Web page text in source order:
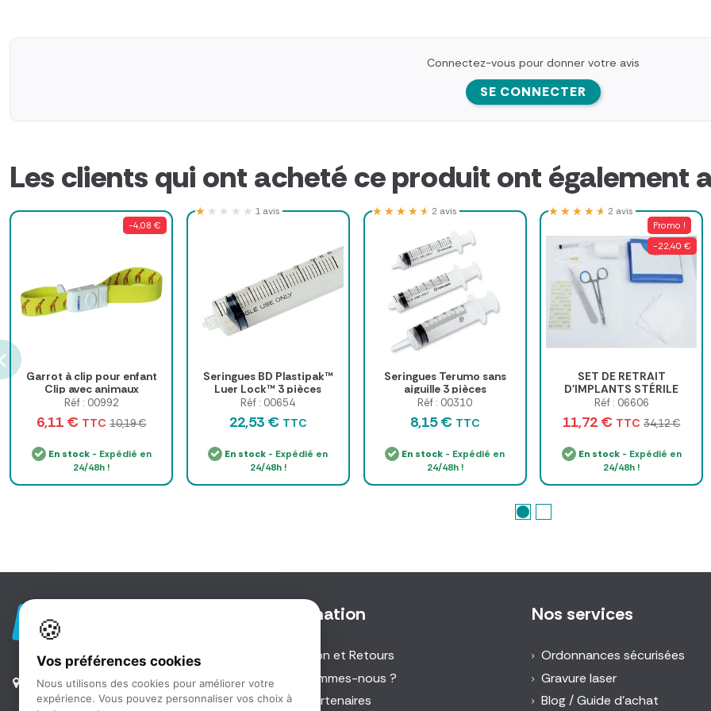
Connectez-vous pour donner votre avis
SE CONNECTER
Les clients qui ont acheté ce produit ont également
-4,08 €
Garrot à clip pour enfant
Clip avec animaux
Réf : 00992
6,11 € TTC 10,19 €
En stock- Expédié en
24/48h !
Seringues BD Plastipak™
Luer Lock™ 3 pièces
Réf : 00654
★★★★★
★★★★★ 1 avis
22,53 € TTC
En stock - Expédié en
24/48h !
Seringues Terumo sans
aiguille 3 pièces
Réf : 00310
★★★★★
★★★★★ 2 avis
8,15 € TTC
En stock - Expédié en
24/48h !
Promo !
-22,40 €
SET DE RETRAIT
D'IMPLANTS STÉRILE
USAGE UNIQUE
MEDICLINIC - boîte de 5
sets
Réf : 06606
★★★★★
★★★★★ 2 avis
11,72 € TTC 34,12 €
En stock- Expédié en
24/48h !
5 Rue des Investisseurs |
91560 Crosne
Information
Livraison et Retours
Qui sommes-nous ?
Nos partenaires
Nos services
Ordonnances sécurisées
Gravure laser
Blog / Guide d'achat
🍪
Vos préférences cookies
Nous utilisons des cookies pour améliorer votre
expérience. Vous pouvez personnaliser vos choix à